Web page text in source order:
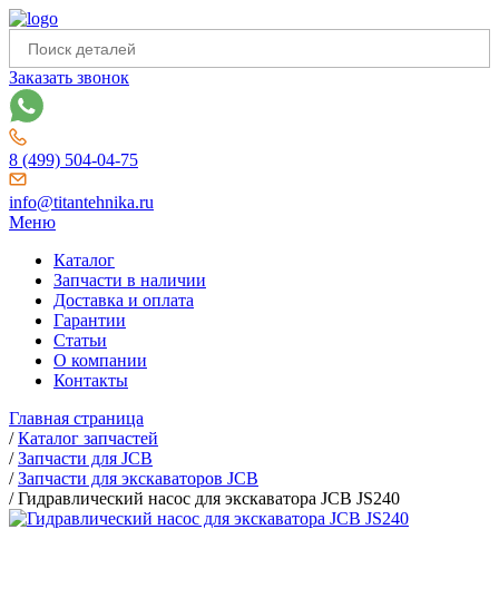
Заказать звонок
8 (499) 504-04-75
info@titantehnika.ru
Меню
Каталог
Запчасти в наличии
Доставка и оплата
Гарантии
Статьи
О компании
Контакты
Главная страница
/Каталог запчастей
/Запчасти для JCB
/Запчасти для экскаваторов JCB
/Гидравлический насос для экскаватора JCB JS240